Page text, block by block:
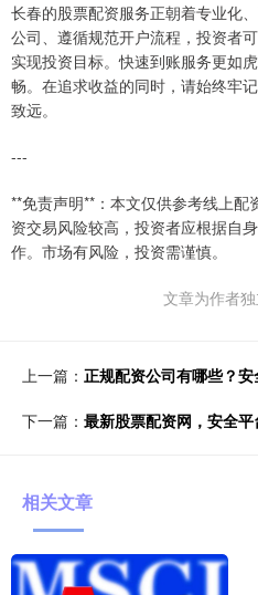
长春的股票配资服务正朝着专业化
公司、遵循规范开户流程，投资者
实现投资目标。快速到账服务更如
畅。在追求收益的同时，请始终牢
致远。
---
**免责声明**：本文仅供参考线上
资交易风险较高，投资者应根据自
作。市场有风险，投资需谨慎。
文章为作者
上一篇： 正规配资公司有哪些？
下一篇： 最新股票配资网，安全
相关文章